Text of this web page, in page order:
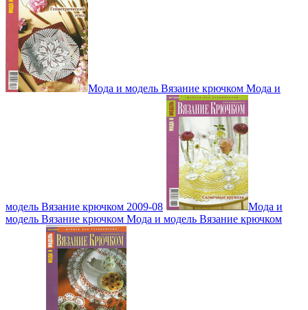
Мода и модель Вязание крючком Мода и
модель Вязание крючком 2009-08
Мода и
модель Вязание крючком Мода и модель Вязание крючком